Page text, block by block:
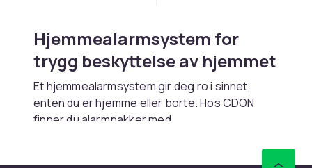
Hjemmealarmsystem for
trygg beskyttelse av hjemmet
Et hjemmealarmsystem gir deg ro i sinnet,
enten du er hjemme eller borte. Hos CDON
finner du alarmpakker med